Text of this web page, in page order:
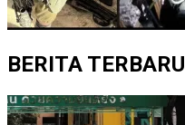
BERITA TERBARU